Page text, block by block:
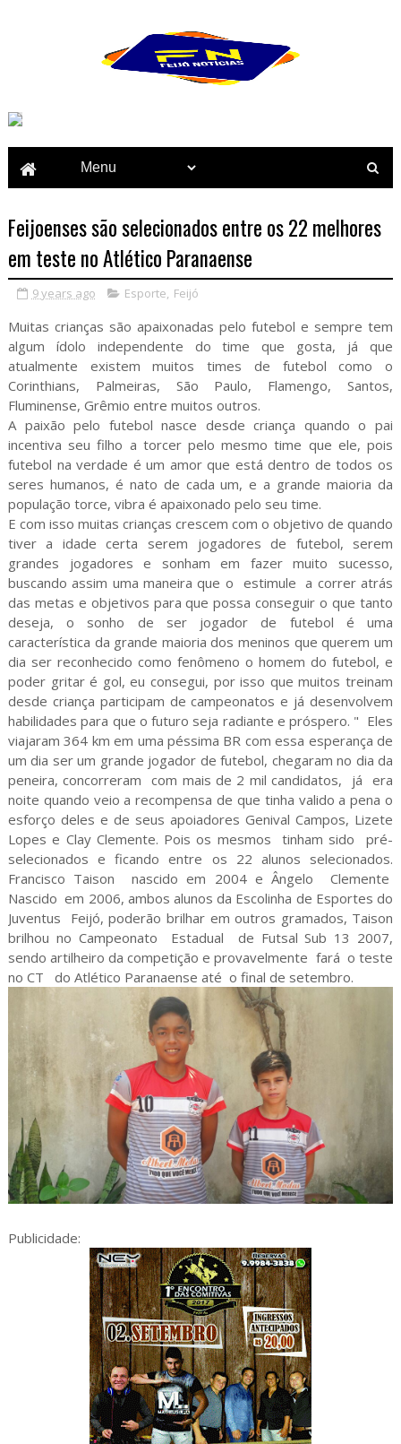
Feijoenses são selecionados entre os 22 melhores
em teste no Atlético Paranaense
9 years ago Esporte, Feijó
Muitas crianças são apaixonadas pelo futebol e sempre tem
algum ídolo independente do time que gosta, já que
atualmente existem muitos times de futebol como o
Corinthians, Palmeiras, São Paulo, Flamengo, Santos,
Fluminense, Grêmio entre muitos outros.
A paixão pelo futebol nasce desde criança quando o pai
incentiva seu filho a torcer pelo mesmo time que ele, pois
futebol na verdade é um amor que está dentro de todos os
seres humanos, é nato de cada um, e a grande maioria da
população torce, vibra é apaixonado pelo seu time.
E com isso muitas crianças crescem com o objetivo de quando
tiver a idade certa serem jogadores de futebol, serem
grandes jogadores e sonham em fazer muito sucesso,
buscando assim uma maneira que o estimule a correr atrás
das metas e objetivos para que possa conseguir o que tanto
deseja, o sonho de ser jogador de futebol é uma
característica da grande maioria dos meninos que querem um
dia ser reconhecido como fenômeno o homem do futebol, e
poder gritar é gol, eu consegui, por isso que muitos treinam
desde criança participam de campeonatos e já desenvolvem
habilidades para que o futuro seja radiante e próspero. " Eles
viajaram 364 km em uma péssima BR com essa esperança de
um dia ser um grande jogador de futebol, chegaram no dia da
peneira, concorreram com mais de 2 mil candidatos, já era
noite quando veio a recompensa de que tinha valido a pena o
esforço deles e de seus apoiadores Genival Campos, Lizete
Lopes e Clay Clemente. Pois os mesmos tinham sido pré-
selecionados e ficando entre os 22 alunos selecionados.
Francisco Taison nascido em 2004 e Ângelo Clemente
Nascido em 2006, ambos alunos da Escolinha de Esportes do
Juventus Feijó, poderão brilhar em outros gramados, Taison
brilhou no Campeonato Estadual de Futsal Sub 13 2007,
sendo artilheiro da competição e provavelmente fará o teste
no CT do Atlético Paranaense até o final de setembro.
Publicidade: